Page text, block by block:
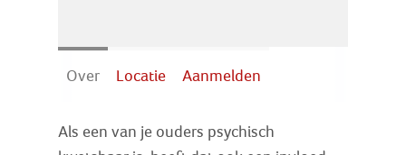
Over Locatie Aanmelden
Als een van je ouders psychisch